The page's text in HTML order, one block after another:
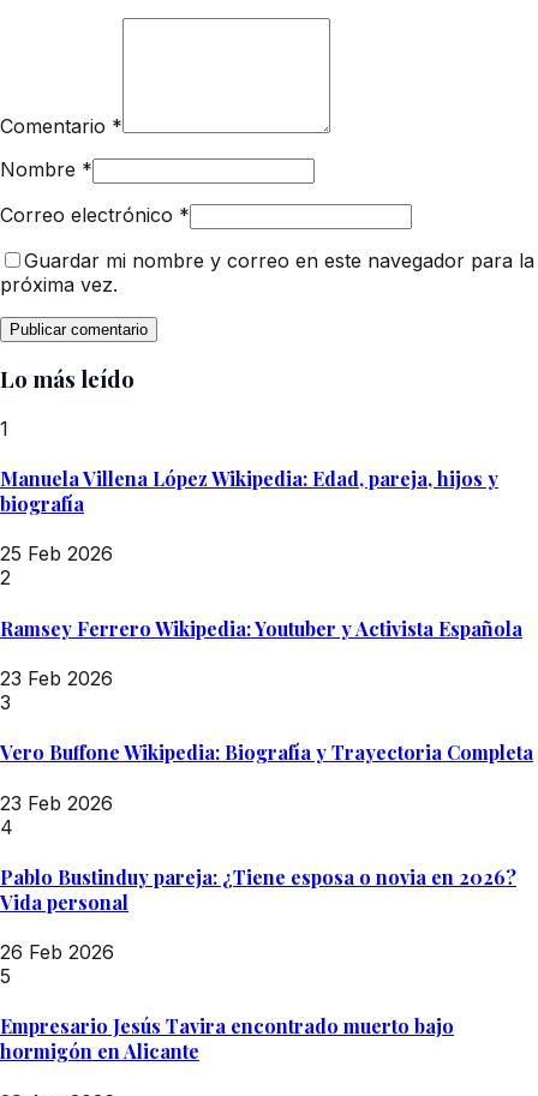
Comentario *
Nombre *
Correo electrónico *
Guardar mi nombre y correo en este navegador para la
próxima vez.
Lo más leído
1
Manuela Villena López Wikipedia: Edad, pareja, hijos y
biografía
25 Feb 2026
2
Ramsey Ferrero Wikipedia: Youtuber y Activista Española
23 Feb 2026
3
Vero Buffone Wikipedia: Biografía y Trayectoria Completa
23 Feb 2026
4
Pablo Bustinduy pareja: ¿Tiene esposa o novia en 2026?
Vida personal
26 Feb 2026
5
Empresario Jesús Tavira encontrado muerto bajo
hormigón en Alicante